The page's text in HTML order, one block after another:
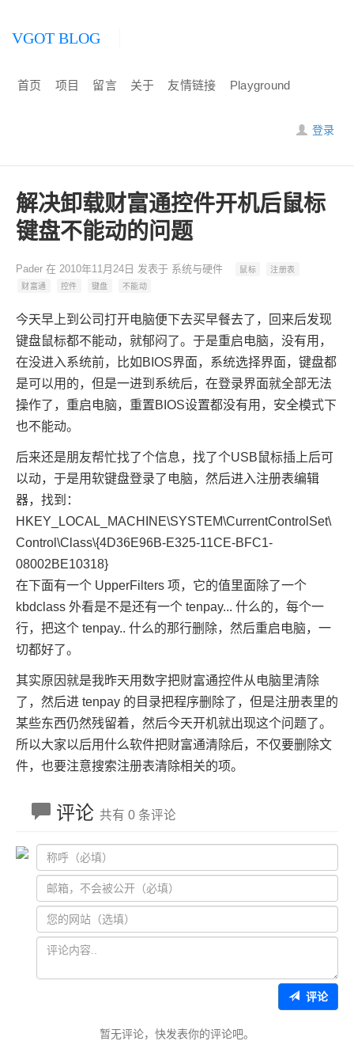
VGOT BLOG
首页 项目 留言 关于 友情链接 Playground
登录
解决卸载财富通控件开机后鼠标
键盘不能动的问题
Pader 在 2010年11月24日 发表于 系统与硬件 鼠标
注册表
财富通
控件 键盘 不能动
今天早上到公司打开电脑便下去买早餐去了，回来后发现
键盘鼠标都不能动，就郁闷了。于是重启电脑，没有用，
在没进入系统前，比如BIOS界面，系统选择界面，键盘都
是可以用的，但是一进到系统后，在登录界面就全部无法
操作了，重启电脑，重置BIOS设置都没有用，安全模式下
也不能动。
后来还是朋友帮忙找了个信息，找了个USB鼠标插上后可
以动，于是用软键盘登录了电脑，然后进入注册表编辑
器，找到：
HKEY_LOCAL_MACHINE\SYSTEM\CurrentControlSet\
Control\Class\{4D36E96B-E325-11CE-BFC1-
08002BE10318}
在下面有一个 UpperFilters 项，它的值里面除了一个
kbdclass 外看是不是还有一个 tenpay... 什么的，每个一
行，把这个 tenpay.. 什么的那行删除，然后重启电脑，一
切都好了。
其实原因就是我昨天用数字把财富通控件从电脑里清除
了，然后进 tenpay 的目录把程序删除了，但是注册表里的
某些东西仍然残留着，然后今天开机就出现这个问题了。
所以大家以后用什么软件把财富通清除后，不仅要删除文
件，也要注意搜索注册表清除相关的项。
评论 共有 0 条评论
评论
暂无评论，快发表你的评论吧。